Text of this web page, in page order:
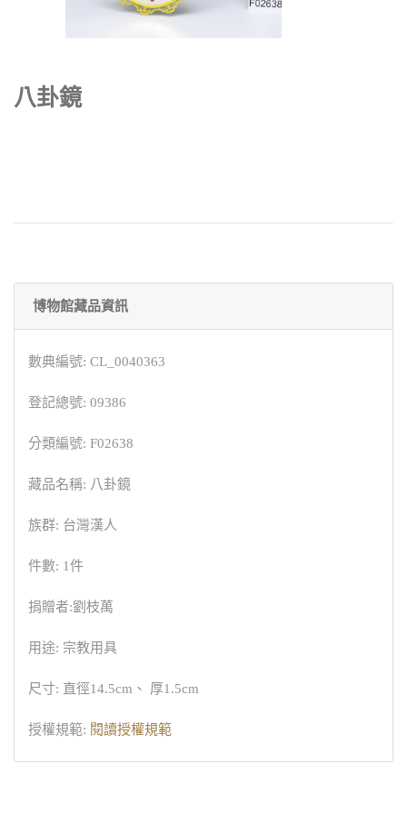
八卦鏡
博物館藏品資訊
數典編號: CL_0040363
登記總號: 09386
分類編號: F02638
藏品名稱: 八卦鏡
族群: 台灣漢人
件數: 1件
捐贈者:劉枝萬
用途: 宗教用具
尺寸: 直徑14.5cm、 厚1.5cm
授權規範: 閱讀授權規範